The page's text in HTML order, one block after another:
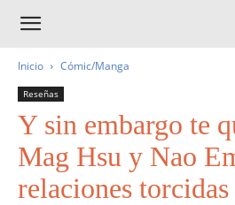
Inicio Cómic/Manga
Reseñas
Y sin embargo te
Mag Hsu y Nao
relaciones torcidas